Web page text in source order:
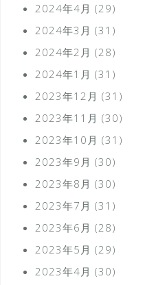
2024年4月 (29)
2024年3月 (31)
2024年2月 (28)
2024年1月 (31)
2023年12月 (31)
2023年11月 (30)
2023年10月 (31)
2023年9月 (30)
2023年8月 (30)
2023年7月 (31)
2023年6月 (28)
2023年5月 (29)
2023年4月 (30)